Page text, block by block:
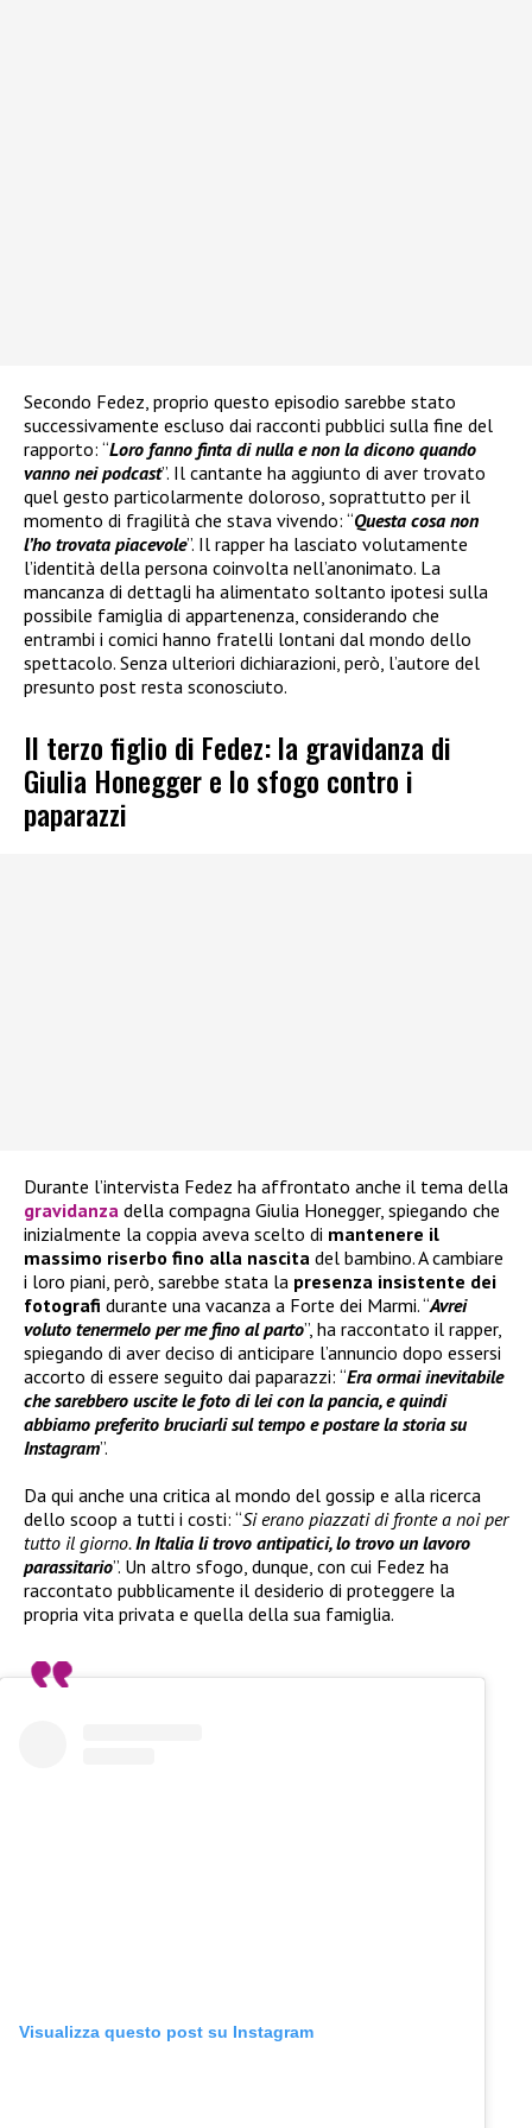
Secondo Fedez, proprio questo episodio sarebbe stato
successivamente escluso dai racconti pubblici sulla fine del
rapporto: “Loro fanno finta di nulla e non la dicono quando
vanno nei podcast”. Il cantante ha aggiunto di aver trovato
quel gesto particolarmente doloroso, soprattutto per il
momento di fragilità che stava vivendo: “Questa cosa non
l’ho trovata piacevole”. Il rapper ha lasciato volutamente
l’identità della persona coinvolta nell’anonimato. La
mancanza di dettagli ha alimentato soltanto ipotesi sulla
possibile famiglia di appartenenza, considerando che
entrambi i comici hanno fratelli lontani dal mondo dello
spettacolo. Senza ulteriori dichiarazioni, però, l’autore del
presunto post resta sconosciuto.
Il terzo figlio di Fedez: la gravidanza di
Giulia Honegger e lo sfogo contro i
paparazzi
Durante l’intervista Fedez ha affrontato anche il tema della
gravidanza della compagna Giulia Honegger, spiegando che
inizialmente la coppia aveva scelto di mantenere il
massimo riserbo fino alla nascita del bambino. A cambiare
i loro piani, però, sarebbe stata la presenza insistente dei
fotografi durante una vacanza a Forte dei Marmi. “Avrei
voluto tenermelo per me fino al parto”, ha raccontato il rapper,
spiegando di aver deciso di anticipare l’annuncio dopo essersi
accorto di essere seguito dai paparazzi: “Era ormai inevitabile
che sarebbero uscite le foto di lei con la pancia, e quindi
abbiamo preferito bruciarli sul tempo e postare la storia su
Instagram”.
Da qui anche una critica al mondo del gossip e alla ricerca
dello scoop a tutti i costi: “Si erano piazzati di fronte a noi per
tutto il giorno.In Italia li trovo antipatici, lo trovo un lavoro
parassitario”. Un altro sfogo, dunque, con cui Fedez ha
raccontato pubblicamente il desiderio di proteggere la
propria vita privata e quella della sua famiglia.
Visualizza questo post su Instagram